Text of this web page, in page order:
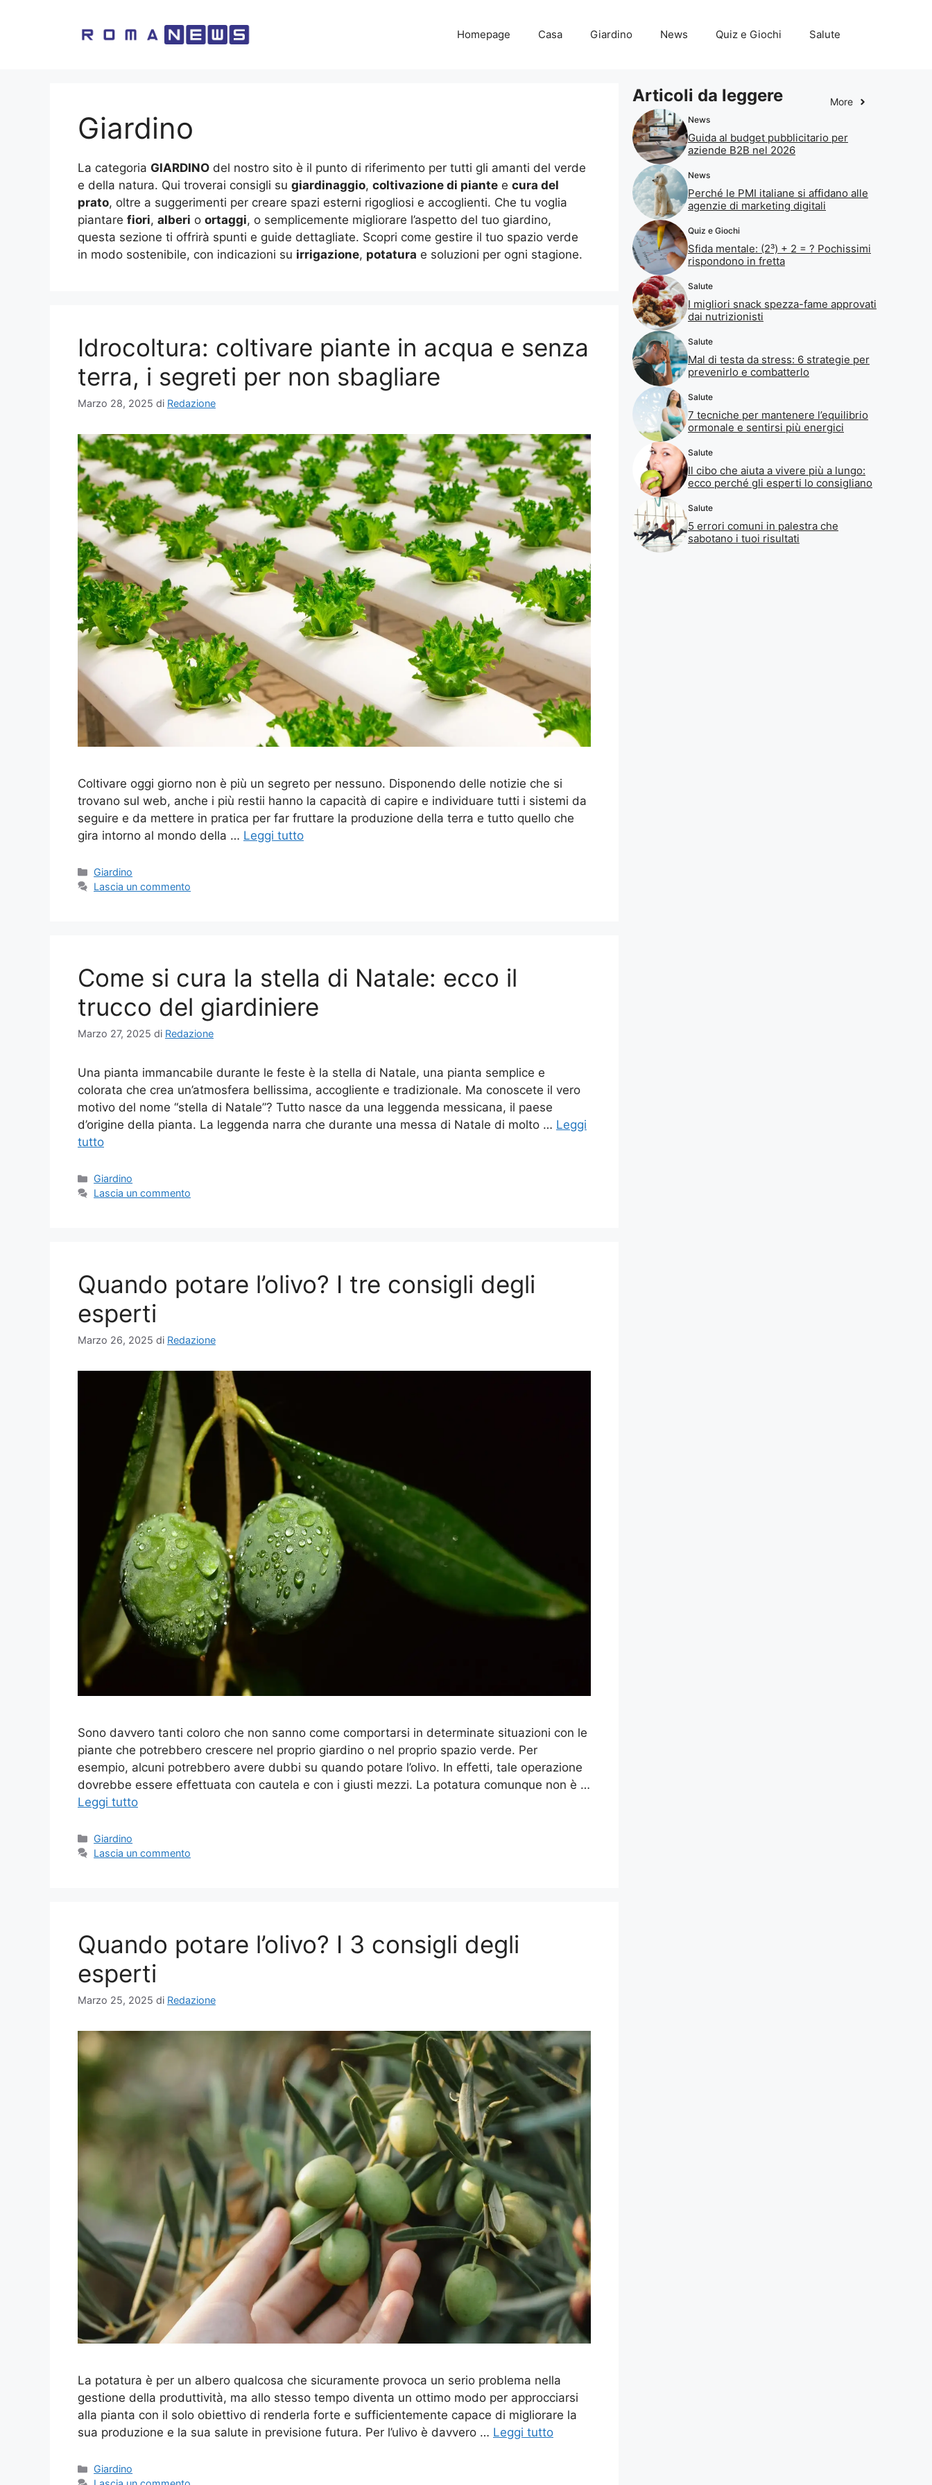
Homepage Casa Giardino News Quiz e Giochi Salute
Giardino
La categoria GIARDINO del nostro sito è il punto di riferimento per tutti gli amanti del verde
e della natura. Qui troverai consigli su giardinaggio, coltivazione di piante e cura del
prato, oltre a suggerimenti per creare spazi esterni rigogliosi e accoglienti. Che tu voglia
piantare fiori, alberi o ortaggi, o semplicemente migliorare l’aspetto del tuo giardino,
questa sezione ti offrirà spunti e guide dettagliate. Scopri come gestire il tuo spazio verde
in modo sostenibile, con indicazioni su irrigazione, potatura e soluzioni per ogni stagione.
Idrocoltura: coltivare piante in acqua e senza
terra, i segreti per non sbagliare
Marzo 28, 2025 di Redazione
Coltivare oggi giorno non è più un segreto per nessuno. Disponendo delle notizie che si
trovano sul web, anche i più restii hanno la capacità di capire e individuare tutti i sistemi da
seguire e da mettere in pratica per far fruttare la produzione della terra e tutto quello che
gira intorno al mondo della … Leggi tutto
Categorie
Giardino
Lascia un commento
Come si cura la stella di Natale: ecco il
trucco del giardiniere
Marzo 27, 2025 di Redazione
Una pianta immancabile durante le feste è la stella di Natale, una pianta semplice e
colorata che crea un’atmosfera bellissima, accogliente e tradizionale. Ma conoscete il vero
motivo del nome “stella di Natale”? Tutto nasce da una leggenda messicana, il paese
d’origine della pianta. La leggenda narra che durante una messa di Natale di molto … Leggi
tutto
Categorie
Giardino
Lascia un commento
Quando potare l’olivo? I tre consigli degli
esperti
Marzo 26, 2025 di Redazione
Sono davvero tanti coloro che non sanno come comportarsi in determinate situazioni con le
piante che potrebbero crescere nel proprio giardino o nel proprio spazio verde. Per
esempio, alcuni potrebbero avere dubbi su quando potare l’olivo. In effetti, tale operazione
dovrebbe essere effettuata con cautela e con i giusti mezzi. La potatura comunque non è …
Leggi tutto
Categorie
Giardino
Lascia un commento
Quando potare l’olivo? I 3 consigli degli
esperti
Marzo 25, 2025 di Redazione
La potatura è per un albero qualcosa che sicuramente provoca un serio problema nella
gestione della produttività, ma allo stesso tempo diventa un ottimo modo per approcciarsi
alla pianta con il solo obiettivo di renderla forte e sufficientemente capace di migliorare la
sua produzione e la sua salute in previsione futura. Per l’ulivo è davvero … Leggi tutto
Categorie
Giardino
Articoli da leggere More
News
Guida al budget pubblicitario per
aziende B2B nel 2026
News
Perché le PMI italiane si affidano alle
agenzie di marketing digitali
Quiz e Giochi
Sfida mentale: (2³) + 2 = ? Pochissimi
rispondono in fretta
Salute
I migliori snack spezza-fame approvati
dai nutrizionisti
Salute
Mal di testa da stress: 6 strategie per
prevenirlo e combatterlo
Salute
7 tecniche per mantenere l’equilibrio
ormonale e sentirsi più energici
Salute
Il cibo che aiuta a vivere più a lungo:
ecco perché gli esperti lo consigliano
Salute
5 errori comuni in palestra che
sabotano i tuoi risultati